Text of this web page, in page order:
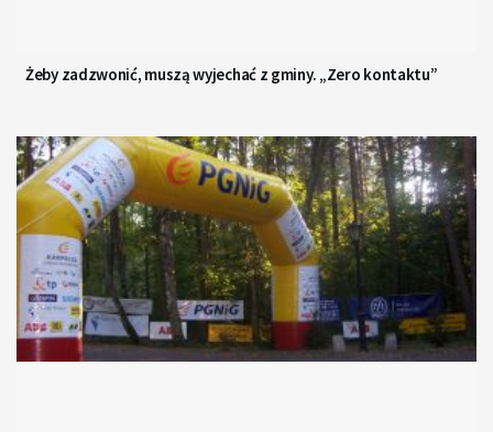
Żeby zadzwonić, muszą wyjechać z gminy. „Zero kontaktu”